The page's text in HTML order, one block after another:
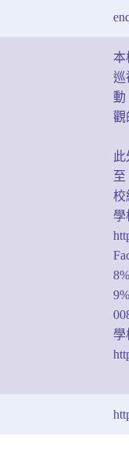
本
巡
動
觀
校
學
學